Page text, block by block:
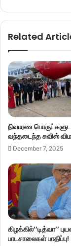
Related
நிவாரண
வந்தடைந்த சுவிஸ்
December 7, 2025
கிழக்கில்’’டித்வா’’
பாடசாலைகள் பாதிப்பு!